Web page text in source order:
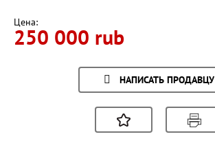
Цена:
250 000 rub
НАПИСАТЬ ПРОДАВЦУ